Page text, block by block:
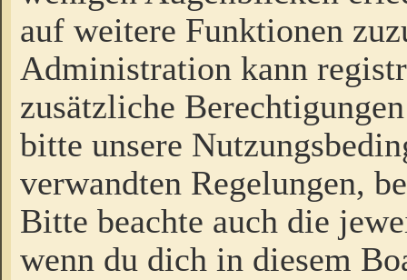
auf weitere Funktionen
Administration kann
zusätzliche
bitte unsere
verwandten Regelungen,
Bitte beachte auch die
wenn du dich in diesem